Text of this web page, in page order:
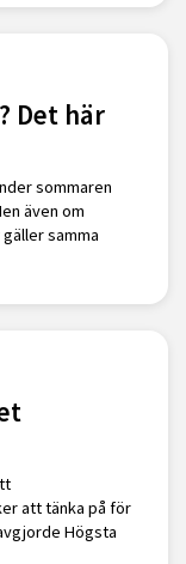
Det här
sommaren
även om
samma
att tänka på för
Högsta